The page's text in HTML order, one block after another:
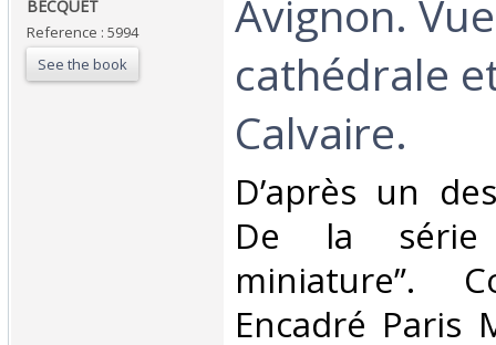
‎BECQUET‎
Reference : 5994
See the book
‎Avignon.
cathédrale
Calvaire.‎
‎D’après un
De la série
miniature”.
Encadré Paris